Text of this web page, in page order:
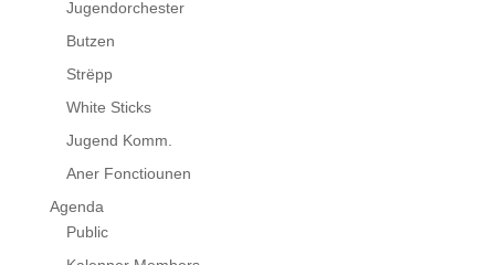
Jugendorchester
Butzen
Strëpp
White Sticks
Jugend Komm.
Aner Fonctiounen
Agenda
Public